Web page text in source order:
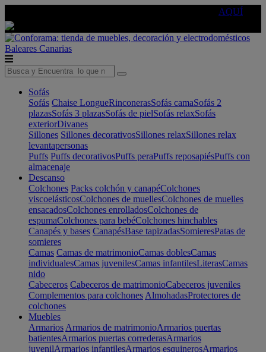
AQUÍ
Baleares Canarias
Sofás
Sofás Chaise LongueRinconerasSofás camaSofás 2
plazasSofás 3 plazasSofás de pielSofás relaxSofás
exteriorDivanes
Sillones Sillones decorativosSillones relaxSillones relax
levantapersonas
Puffs Puffs decorativosPuffs peraPuffs reposapiésPuffs con
almacenaje
Descanso
Colchones Packs colchón y canapéColchones
viscoelásticosColchones de muellesColchones de muelles
ensacadosColchones enrolladosColchones de
espumaColchones para bebéColchones hinchables
Canapés y bases CanapésBase tapizadasSomieresPatas de
somieres
Camas Camas de matrimonioCamas doblesCamas
individualesCamas juvenilesCamas infantilesLiterasCamas
nido
Cabeceros Cabeceros de matrimonioCabeceros juveniles
Complementos para colchones AlmohadasProtectores de
colchones
Muebles
Armarios Armarios de matrimonioArmarios puertas
batientesArmarios puertas correderasArmarios
juvenilArmarios infantilesArmarios esquinerosArmarios